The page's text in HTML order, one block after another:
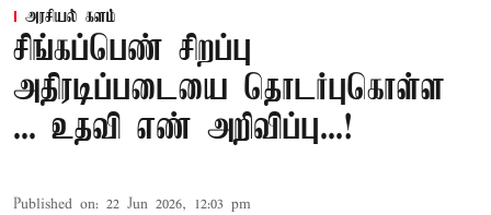
அரசியல் களம்
சிங்கப்பெண் சிறப்பு
அதிரடிப்படையை தொடர்புகொள்ள
... உதவி எண் அறிவிப்பு...!
Published on: 22 Jun 2026, 12:03 pm